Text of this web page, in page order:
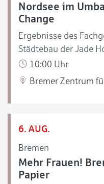
Nordsee im
Change
Ergebnisse des
Städtebau der Jade
10:00 Uhr
Bremer Zentrum
6. AUG.
Bremen
Mehr Frauen!
Papier